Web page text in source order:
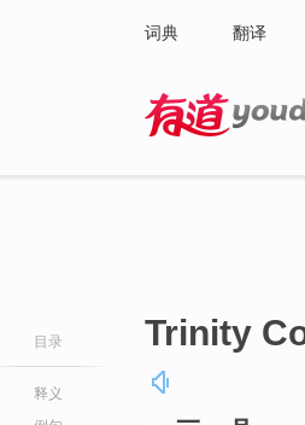
词典 翻译
目录
释义
Trinity